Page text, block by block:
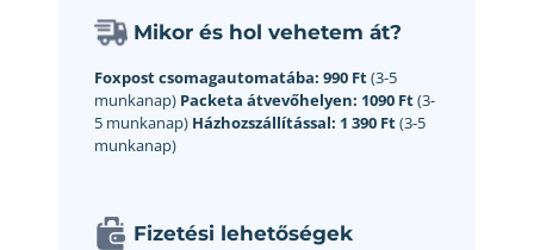
Mikor és hol vehetem át?
Foxpost csomagautomatába: 990 Ft(3-5
munkanap) Packeta átvevőhelyen: 1090 Ft(3-
5 munkanap) Házhozszállítással: 1 390 Ft(3-5
munkanap)
Fizetési lehetőségek